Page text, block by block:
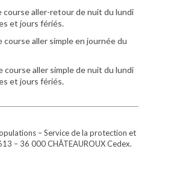
course aller-retour de nuit du lundi
et jours fériés.
aller simple en journée du
aller simple de nuit du lundi
et jours fériés.
– Service de la protection et
– 36 000 CHÂTEAUROUX Cedex.